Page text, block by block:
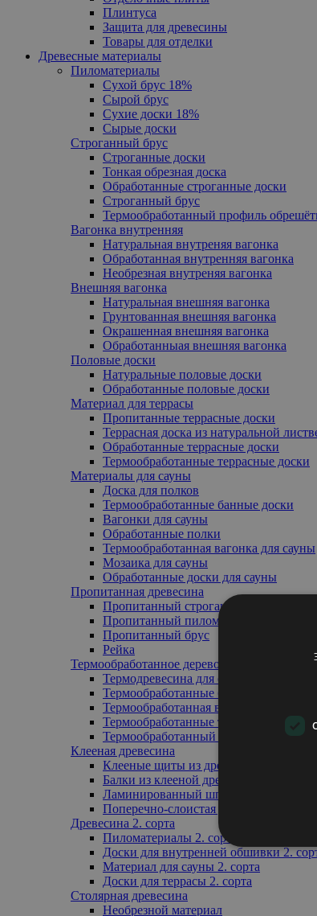
Плинтуса
Защита для древесины
Товары для отделки
Древесные материалы
Пиломатериалы
Сухой брус 18%
Сырой брус
Сухие доски 18%
Сырые доски
Cтроганный брус
Cтроганные доски
Тонкая обрезная доска
Обработанные строганные доски
Cтроганный брус
Термообработанный профиль
Вагонка внутренняя
Натуральная внутреняя вагонка
Обработанная внутренняя вагонка
Необрезная внутреняя вагонка
Внешняя вагонка
Натуральная внешняя вагонка
Грунтованная внешняя вагонка
Oкрашенная внешняя вагонка
Обработанныая внешняя вагонка
Половые доски
Натуральные половые доски
Обработанные половые доски
Материал для террасы
Пропитанные террасные доски
Террасная доска из натуральной
Обработанные террасные доски
Термообработанные террасные доски
Mатериалы для сауны
Доска для полков
Термообработанные банные доски
Вагонки для сауны
Обработанные полки
Термообработанная вагонка для сауны
Мозаика для сауны
Обработанные доски для сауны
Пропитанная древесина
Пропитанный строганный брус
Пропитанный пиломатериал
Пропитанный брус
Pейка
Термообработанное дерево
Термодревесина для обшивки
Термообработанные банные доски
Термообработанная вагонка для сауны
Термообработанные террасные доски
Термообработанный профиль
Клееная древесина
Клееные щиты из древесины
Балки из клееной древесины
Ламинированный шпон
Поперечно-слоистая древесина
Древесина 2. сорта
Пиломатериалы 2. сорта
Доски для внутренней обшивки 2.
Материал для сауны 2. сорта
Доски для террасы 2. сорта
Столярная древесина
Необрезной материал